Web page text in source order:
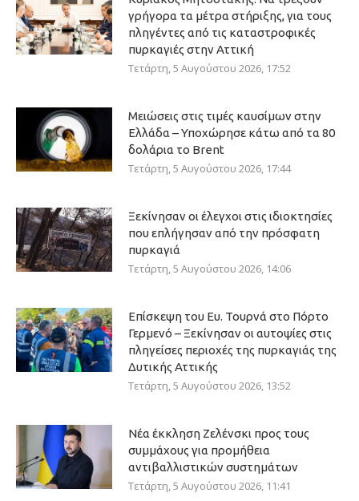
γρήγορα τα μέτρα στήριξης, για τους
πληγέντες από τις καταστροφικές
πυρκαγιές στην Αττική
Τετάρτη, 5 Αυγούστου 2026, 17:52
Μειώσεις στις τιμές καυσίμων στην
Ελλάδα – Υποχώρησε κάτω από τα 80
δολάρια το Brent
Τετάρτη, 5 Αυγούστου 2026, 17:44
Ξεκίνησαν οι έλεγχοι στις ιδιοκτησίες
που επλήγησαν από την πρόσφατη
πυρκαγιά
Τετάρτη, 5 Αυγούστου 2026, 14:06
Επίσκεψη του Ευ. Τουρνά στο Πόρτο
Γερμενό – Ξεκίνησαν οι αυτοψίες στις
πληγείσες περιοχές της πυρκαγιάς της
Δυτικής Αττικής
Τετάρτη, 5 Αυγούστου 2026, 13:52
Νέα έκκληση Ζελένσκι προς τους
συμμάχους για προμήθεια
αντιβαλλιστικών συστημάτων
Τετάρτη, 5 Αυγούστου 2026, 11:41